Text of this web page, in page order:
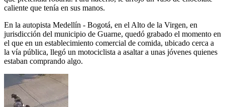
caliente que tenía en sus manos.
En la autopista Medellín - Bogotá, en el Alto de la Virgen, en
jurisdicción del municipio de Guarne, quedó grabado el momento en
el que en un establecimiento comercial de comida, ubicado cerca a
la vía pública, llegó un motociclista a asaltar a unas jóvenes quienes
estaban comprando algo.